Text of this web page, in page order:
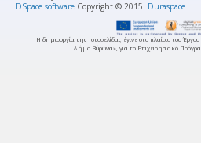
DSpace software Copyright © 2015 Duraspace
Η δημιουργία της Ιστοσελίδας έγινε στο πλαίσιο του
Δήμο Βύρωνα», για το Επιχειρησιακό